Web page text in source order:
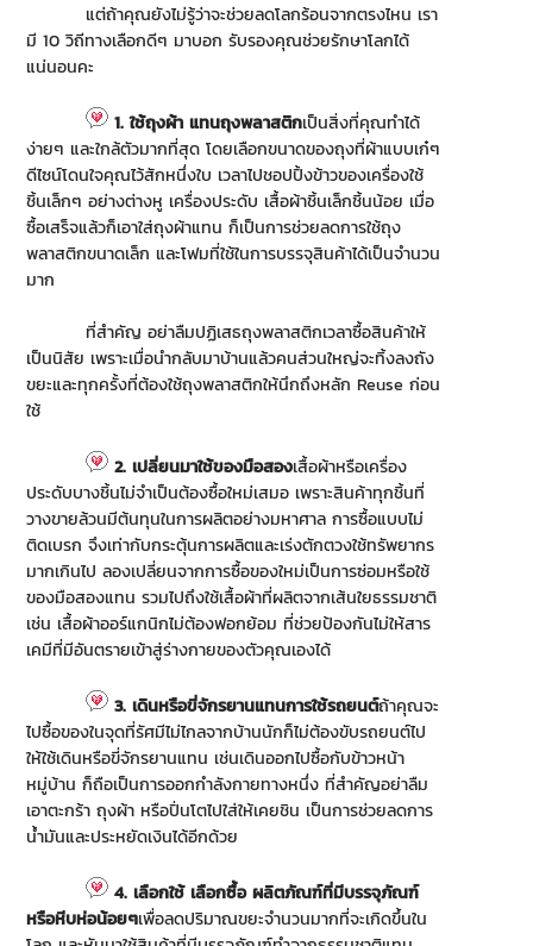
แต่ถ้าคุณยังไม่รู้ว่าจะช่วยลดโลกร้อนจากตรงไหน เรา
มี 10 วิถีทางเลือกดีๆ มาบอก รับรองคุณช่วยรักษาโลกได้
แน่นอนคะ
1. ใช้ถุงผ้า แทนถุงพลาสติกเป็นสิ่งที่คุณทำได้
ง่ายๆ และใกล้ตัวมากที่สุด โดยเลือกขนาดของถุงที่ผ้าแบบเก๋ๆ
ดีไซน์โดนใจคุณไว้สักหนึ่งใบ เวลาไปชอปปิ้งข้าวของเครื่องใช้
ชิ้นเล็กๆ อย่างต่างหู เครื่องประดับ เสื้อผ้าชิ้นเล็กชิ้นน้อย เมื่อ
ซื้อเสร็จแล้วก็เอาใส่ถุงผ้าแทน ก็เป็นการช่วยลดการใช้ถุง
พลาสติกขนาดเล็ก และโฟมที่ใช้ในการบรรจุสินค้าได้เป็นจำนวน
มาก
ที่สำคัญ อย่าลืมปฏิเสธถุงพลาสติกเวลาซื้อสินค้าให้
เป็นนิสัย เพราะเมื่อนำกลับมาบ้านแล้วคนส่วนใหญ่จะทิ้งลงถัง
ขยะและทุกครั้งที่ต้องใช้ถุงพลาสติกให้นึกถึงหลัก Reuse ก่อน
ใช้
2. เปลี่ยนมาใช้ของมือสองเสื้อผ้าหรือเครื่อง
ประดับบางชิ้นไม่จำเป็นต้องซื้อใหม่เสมอ เพราะสินค้าทุกชิ้นที่
วางขายล้วนมีต้นทุนในการผลิตอย่างมหาศาล การซื้อแบบไม่
ติดเบรก จึงเท่ากับกระตุ้นการผลิตและเร่งตักตวงใช้ทรัพยากร
มากเกินไป ลองเปลี่ยนจากการซื้อของใหม่เป็นการซ่อมหรือใช้
ของมือสองแทน รวมไปถึงใช้เสื้อผ้าที่ผลิตจากเส้นใยธรรมชาติ
เช่น เสื้อผ้าออร์แกนิกไม่ต้องฟอกย้อม ที่ช่วยป้องกันไม่ให้สาร
เคมีที่มีอันตรายเข้าสู่ร่างกายของตัวคุณเองได้
3. เดินหรือขี่จักรยานแทนการใช้รถยนต์ถ้าคุณจะ
ไปซื้อของในจุดที่รัศมีไม่ไกลจากบ้านนักก็ไม่ต้องขับรถยนต์ไป
ให้ใช้เดินหรือขี่จักรยานแทน เช่นเดินออกไปซื้อกับข้าวหน้า
หมู่บ้าน ก็ถือเป็นการออกกำลังกายทางหนึ่ง ที่สำคัญอย่าลืม
เอาตะกร้า ถุงผ้า หรือปิ่นโตไปใส่ให้เคยชิน เป็นการช่วยลดการ
น้ำมันและประหยัดเงินได้อีกด้วย
4. เลือกใช้ เลือกซื้อ ผลิตภัณฑ์ที่มีบรรจุภัณฑ์
หรือหีบห่อน้อยๆเพื่อลดปริมาณขยะจำนวนมากที่จะเกิดขึ้นใน